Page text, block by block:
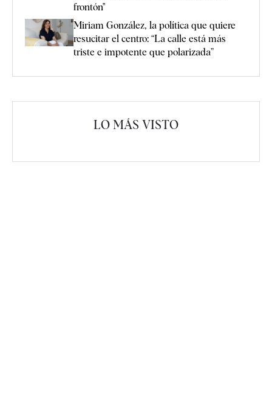
frontón"
Miriam González, la política que quiere
resucitar el centro: “La calle está más
triste e impotente que polarizada”
LO MÁS VISTO